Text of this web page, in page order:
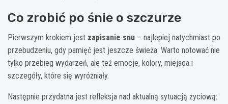
Co zrobić po śnie o szczurze
Pierwszym krokiem jest zapisanie snu – najlepiej natychmiast po
przebudzeniu, gdy pamięć jest jeszcze świeża. Warto notować nie
tylko przebieg wydarzeń, ale też emocje, kolory, miejsca i
szczegóły, które się wyróżniały.
Następnie przydatna jest refleksja nad aktualną sytuacją życiową: